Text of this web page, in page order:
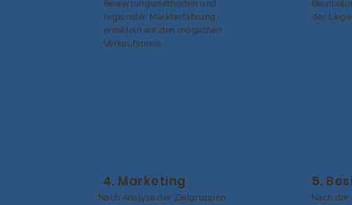
Bewertungsmethoden und
regionaler Markterfahrung
ermitteln wir den möglichen
Verkaufspreis.
der
4. Marketing
Nach Analyse der Zielgruppen
5.
Nach